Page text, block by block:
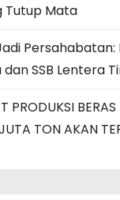
Tutup Mata
Persahabatan:
dan SSB Lentera
PRODUKSI
TON AKAN